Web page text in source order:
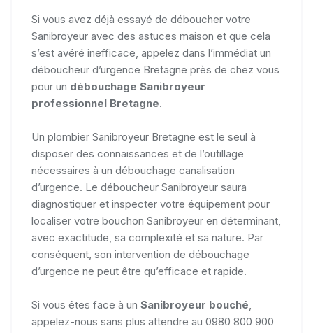
Si vous avez déjà essayé de déboucher votre
Sanibroyeur avec des astuces maison et que cela
s’est avéré inefficace, appelez dans l’immédiat un
déboucheur d’urgence Bretagne près de chez vous
pour un débouchage Sanibroyeur
professionnel Bretagne.
Un plombier Sanibroyeur Bretagne est le seul à
disposer des connaissances et de l’outillage
nécessaires à un débouchage canalisation
d’urgence. Le déboucheur Sanibroyeur saura
diagnostiquer et inspecter votre équipement pour
localiser votre bouchon Sanibroyeur en déterminant,
avec exactitude, sa complexité et sa nature. Par
conséquent, son intervention de débouchage
d’urgence ne peut être qu’efficace et rapide.
Si vous êtes face à un Sanibroyeur bouché
appelez-nous sans plus attendre au 0980 800 900